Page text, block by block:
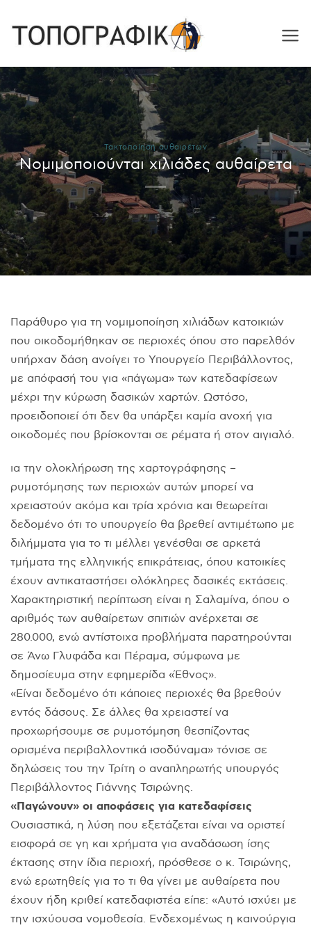
content
Τακτοποίηση αυθαιρέτων
Νομιμοποιούνται χιλιάδες αυθαίρετα
Παράθυρο για τη νομιμοποίηση χιλιάδων κατοικιών
που οικοδομήθηκαν σε περιοχές όπου στο παρελθόν
υπήρχαν δάση ανοίγει το Υπουργείο Περιβάλλοντος,
με απόφασή του για «πάγωμα» των κατεδαφίσεων
μέχρι την κύρωση δασικών χαρτών. Ωστόσο,
προειδοποιεί ότι δεν θα υπάρξει καμία ανοχή για
οικοδομές που βρίσκονται σε ρέματα ή στον αιγιαλό.
ια την ολοκλήρωση της χαρτογράφησης –
ρυμοτόμησης των περιοχών αυτών μπορεί να
χρειαστούν ακόμα και τρία χρόνια και θεωρείται
δεδομένο ότι το υπουργείο θα βρεθεί αντιμέτωπο με
διλήμματα για το τι μέλλει γενέσθαι σε αρκετά
τμήματα της ελληνικής επικράτειας, όπου κατοικίες
έχουν αντικαταστήσει ολόκληρες δασικές εκτάσεις.
Χαρακτηριστική περίπτωση είναι η Σαλαμίνα, όπου ο
αριθμός των αυθαίρετων σπιτιών ανέρχεται σε
280.000, ενώ αντίστοιχα προβλήματα παρατηρούνται
σε Άνω Γλυφάδα και Πέραμα, σύμφωνα με
δημοσίευμα στην εφημερίδα «Έθνος».
«Είναι δεδομένο ότι κάποιες περιοχές θα βρεθούν
εντός δάσους. Σε άλλες θα χρειαστεί να
προχωρήσουμε σε ρυμοτόμηση θεσπίζοντας
ορισμένα περιβαλλοντικά ισοδύναμα» τόνισε σε
δηλώσεις του την Τρίτη ο αναπληρωτής υπουργός
Περιβάλλοντος Γιάννης Τσιρώνης.
«Παγώνουν» οι αποφάσεις για κατεδαφίσεις
Ουσιαστικά, η λύση που εξετάζεται είναι να οριστεί
εισφορά σε γη και χρήματα για αναδάσωση ίσης
έκτασης στην ίδια περιοχή, πρόσθεσε ο κ. Τσιρώνης,
ενώ ερωτηθείς για το τι θα γίνει με αυθαίρετα που
έχουν ήδη κριθεί κατεδαφιστέα είπε: «Αυτό ισχύει με
την ισχύουσα νομοθεσία. Ενδεχομένως η καινούργια